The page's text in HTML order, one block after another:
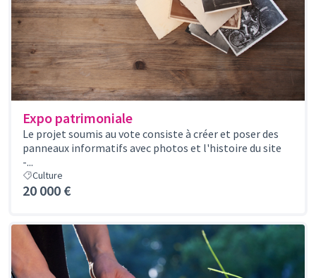
Expo patrimoniale
Le projet soumis au vote consiste à créer et poser des
panneaux informatifs avec photos et l'histoire du site
-...
Culture
20 000 €